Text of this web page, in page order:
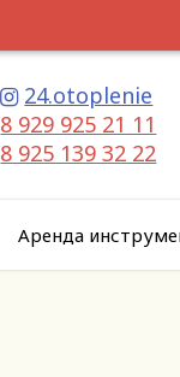
24.otoplenie
8 929 925 21 11
8 925 139 32 22
Аренда